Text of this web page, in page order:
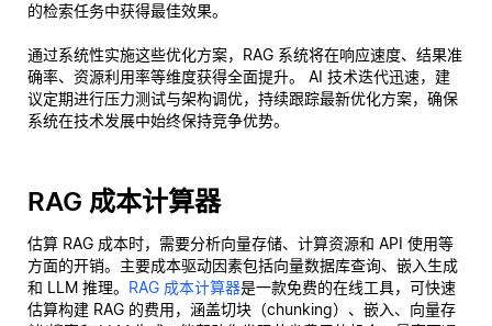
的检索任务中获得最佳效果。
通过系统性实施这些优化方案，RAG 系统将在响应速度、结果准
确率、资源利用率等维度获得全面提升。 AI 技术迭代迅速，建
议定期进行压力测试与架构调优，持续跟踪最新优化方案，确保
系统在技术发展中始终保持竞争优势。
RAG 成本计算器
估算 RAG 成本时，需要分析向量存储、计算资源和 API 使用等
方面的开销。主要成本驱动因素包括向量数据库查询、嵌入生成
和 LLM 推理。 RAG 成本计算器是一款免费的在线工具，可快速
估算构建 RAG 的费用，涵盖切块（chunking）、嵌入、向量存